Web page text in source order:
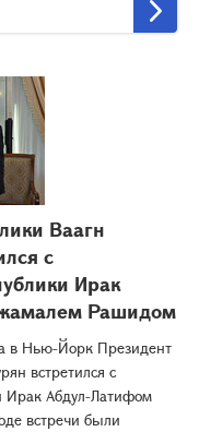
Ваагн
с
Ирак
Рашидом
в Нью-Йорк Президент
встретился с
Ирак Абдул-Латифом
встречи были